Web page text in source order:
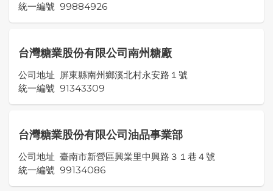
統一編號 99884926
台灣糖業股份有限公司南州糖廠
公司地址 屏東縣南州鄉溪北村永安路１號
統一編號 91343309
台灣糖業股份有限公司油品事業部
公司地址 臺南市新營區興業里中興路３１巷４號
統一編號 99134086